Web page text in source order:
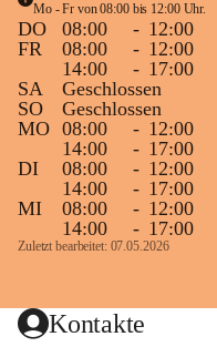
Mo - Fr von 08:00 bis 12:00 Uhr.
DO 08:00 - 12:00
FR
08:00 - 12:00
14:00
- 17:00
SA
Geschlossen
SO
Geschlossen
MO 08:00 - 12:00
14:00
- 17:00
DI
08:00 - 12:00
14:00
- 17:00
MI
08:00 - 12:00
14:00
- 17:00
Zuletzt bearbeitet: 07.05.2026
Kontakte